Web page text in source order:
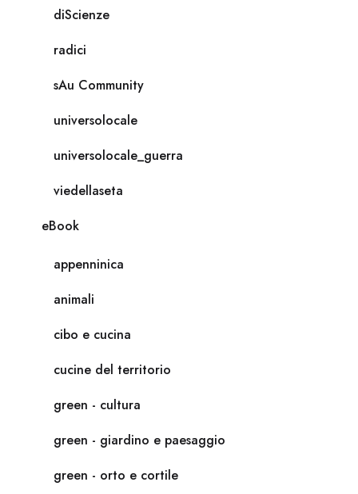
diScienze
radici
sAu Community
universolocale
universolocale_guerra
viedellaseta
eBook
appenninica
animali
cibo e cucina
cucine del territorio
green - cultura
green - giardino e paesaggio
green - orto e cortile